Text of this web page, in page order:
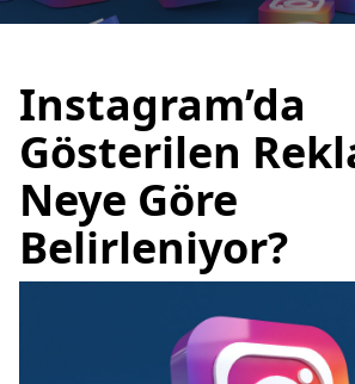
Instagram’da
Gösterilen
Neye Göre
Belirleniyor?